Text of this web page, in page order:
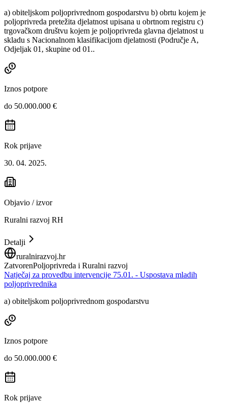
a) obiteljskom poljoprivrednom gospodarstvu b) obrtu kojem je
poljoprivreda pretežita djelatnost upisana u obrtnom registru c)
trgovačkom društvu kojem je poljoprivreda glavna djelatnost u
skladu s Nacionalnom klasifikacijom djelatnosti (Područje A,
Odjeljak 01, skupine od 01..
Iznos potpore
do 50.000.000 €
Rok prijave
30. 04. 2025.
Objavio / izvor
Ruralni razvoj RH
Detalji
ruralnirazvoj.hr
ZatvorenPoljoprivreda i Ruralni razvoj
Natječaj za provedbu intervencije 75.01. - Uspostava mladih
poljoprivrednika
a) obiteljskom poljoprivrednom gospodarstvu
Iznos potpore
do 50.000.000 €
Rok prijave